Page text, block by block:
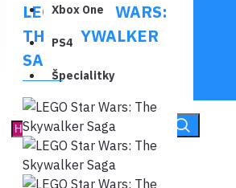
Xbox One
PS4
Špecialitky
LEGO STAR WARS:
THE SKYWALKER
SAGA